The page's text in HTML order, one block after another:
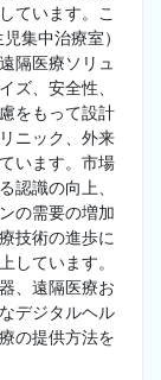
ています。こ
集中治療室）
隔医療ソリュ
ズ、安全性、
をもって設計
ニック、外来
います。市場
認識の向上、
の需要の増加
技術の進歩に
しています。
、遠隔医療お
デジタルヘル
の提供方法を